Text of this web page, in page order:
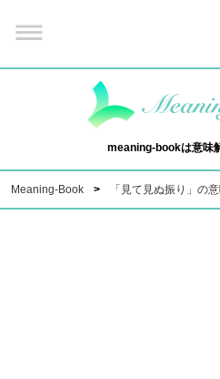
meaning-bookは意味
Meaning-Book 「見て見ぬ振り」の